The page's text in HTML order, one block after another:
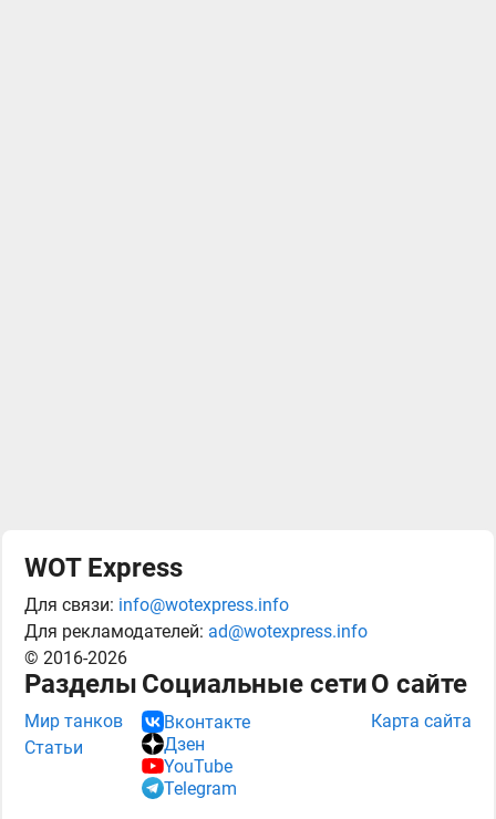
WOT Express
Для связи: info@wotexpress.info
Для рекламодателей: ad@wotexpress.info
© 2016-2026
Разделы
Мир танков
Статьи
Социальные сети
Вконтакте
Дзен
YouTube
Telegram
О сайте
Карта сайта